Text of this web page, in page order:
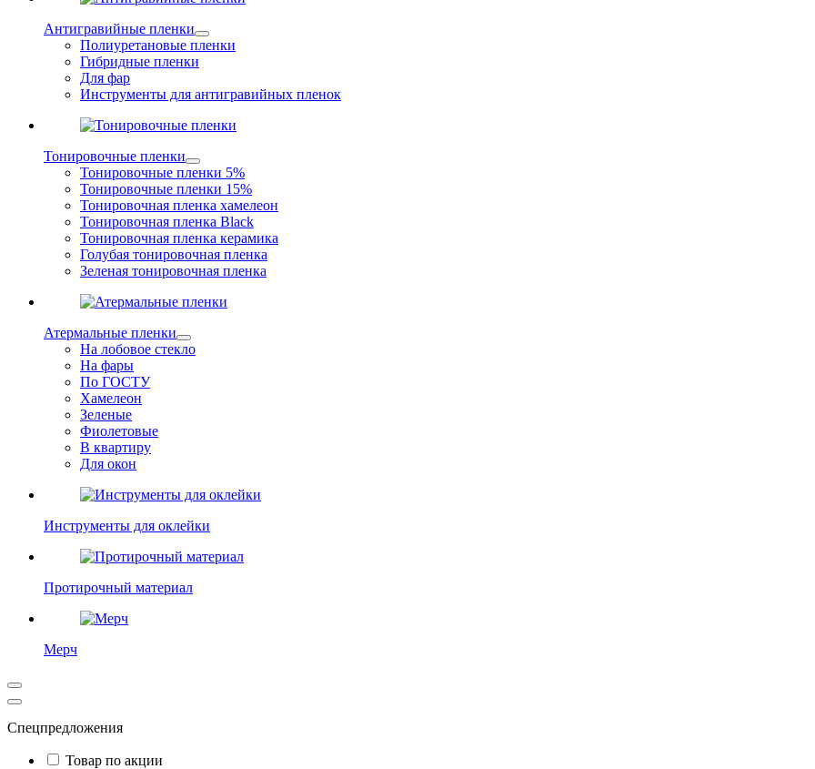
Антигравийные пленки
Полиуретановые пленки
Гибридные пленки
Для фар
Инструменты для антигравийных пленок
Тонировочные пленки
Тонировочные пленки 5%
Тонировочные пленки 15%
Тонировочная пленка хамелеон
Тонировочная пленка Black
Тонировочная пленка керамика
Голубая тонировочная пленка
Зеленая тонировочная пленка
Атермальные пленки
На лобовое стекло
На фары
По ГОСТУ
Хамелеон
Зеленые
Фиолетовые
В квартиру
Для окон
Инструменты для оклейки
Протирочный материал
Мерч
Спецпредложения
Товар по акции